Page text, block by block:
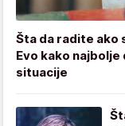
Šta da radite ako
Evo kako
situacije